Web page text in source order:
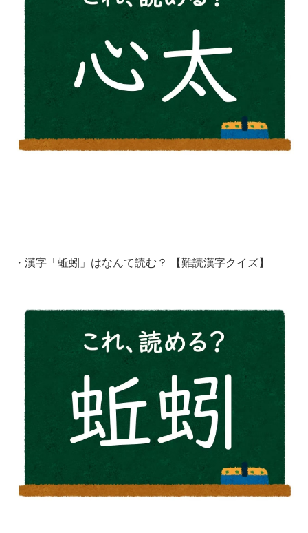
・ 漢字「蚯蚓」はなんて読む？ 【難読漢字クイズ】